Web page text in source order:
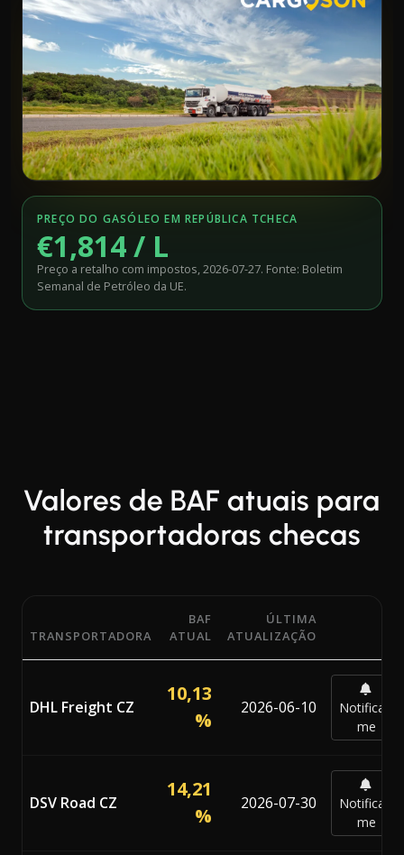
PREÇO DO GASÓLEO EM REPÚBLICA TCHECA
€1,814 / L
Preço a retalho com impostos, 2026-07-27. Fonte: Boletim
Semanal de Petróleo da UE.
Valores de BAF atuais para
transportadoras checas
Percentagens atuais do Bunker Adjustment Factor
TRANSPORTADORA
BAF
ATUAL
ÚLTIMA
ATUALIZAÇÃO
DHL Freight CZ
10,13
%
2026-06-10
Notificar-
me
DSV Road CZ
14,21
%
2026-07-30
Notificar-
me